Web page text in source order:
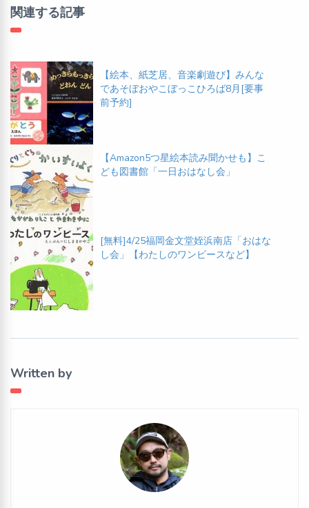
関連する記事
【絵本、紙芝居、音楽劇遊び】みんな
であそぼおやこぼっこひろば8月[要事
前予約]
【Amazon5つ星絵本読み聞かせも】こ
ども図書館「一日おはなし会」
[無料]4/25福岡金文堂姪浜南店「おはな
し会」【わたしのワンピースなど】
Written by